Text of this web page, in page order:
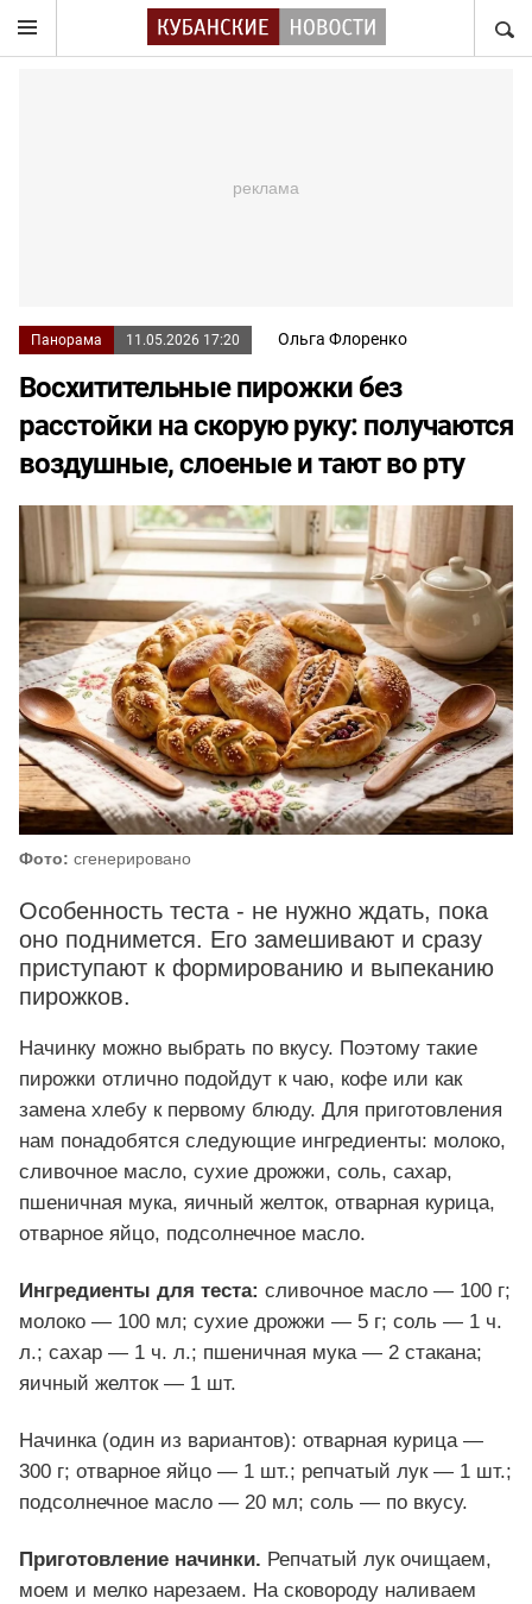
Панорама 11.05.2026 17:20 Ольга Флоренко
Восхитительные пирожки без
расстойки на скорую руку: получаются
воздушные, слоеные и тают во рту
Фото: сгенерировано
Особенность теста - не нужно ждать, пока
оно поднимется. Его замешивают и сразу
приступают к формированию и выпеканию
пирожков.
Начинку можно выбрать по вкусу. Поэтому такие
пирожки отлично подойдут к чаю, кофе или как
замена хлебу к первому блюду. Для приготовления
нам понадобятся следующие ингредиенты: молоко,
сливочное масло, сухие дрожжи, соль, сахар,
пшеничная мука, яичный желток, отварная курица,
отварное яйцо, подсолнечное масло.
Ингредиенты для теста: сливочное масло — 100 г;
молоко — 100 мл; сухие дрожжи — 5 г; соль — 1 ч.
л.; сахар — 1 ч. л.; пшеничная мука — 2 стакана;
яичный желток — 1 шт.
Начинка (один из вариантов): отварная курица —
300 г; отварное яйцо — 1 шт.; репчатый лук — 1 шт.;
подсолнечное масло — 20 мл; соль — по вкусу.
Приготовление начинки. Репчатый лук очищаем,
моем и мелко нарезаем. На сковороду наливаем